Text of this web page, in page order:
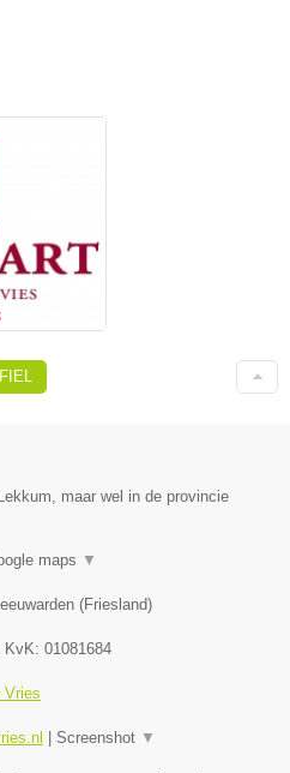
maar wel in de provincie
maps ▼
(Friesland)
, KvK: 01081684
Vries
| Screenshot ▼